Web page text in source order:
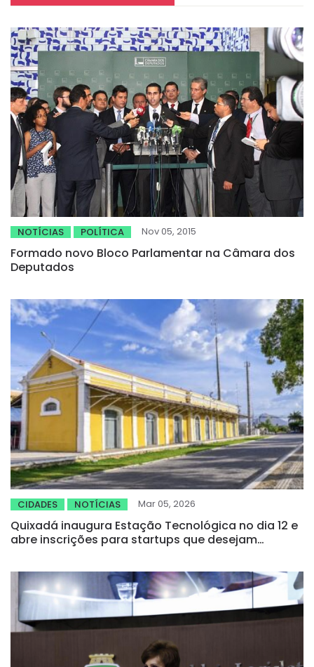
NOTÍCIAS POLÍTICA Nov 05, 2015
Formado novo Bloco Parlamentar na Câmara dos
Deputados
CIDADES NOTÍCIAS Mar 05, 2026
Quixadá inaugura Estação Tecnológica no dia 12 e
abre inscrições para startups que desejam